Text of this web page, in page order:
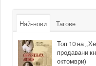
Най-нови Тагове
Топ 10 на
продавани
октомври)